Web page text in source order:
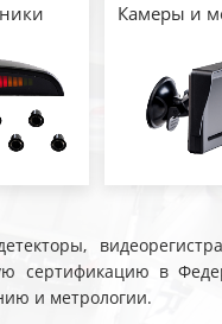
Камеры и
сертификацию в
и метрологии.